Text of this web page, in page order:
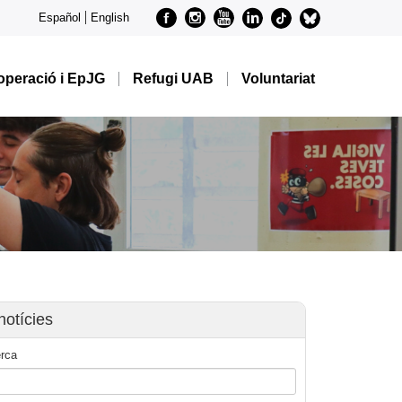
Español English Facebook
Instagram
Youtube
Linkedin
metode-
metode-
i EpJG Refugi UAB Voluntariat